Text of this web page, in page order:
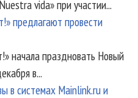
vida» при участии...
предлагают провести
начала праздновать Новый
в...
в системах Mainlink.ru и